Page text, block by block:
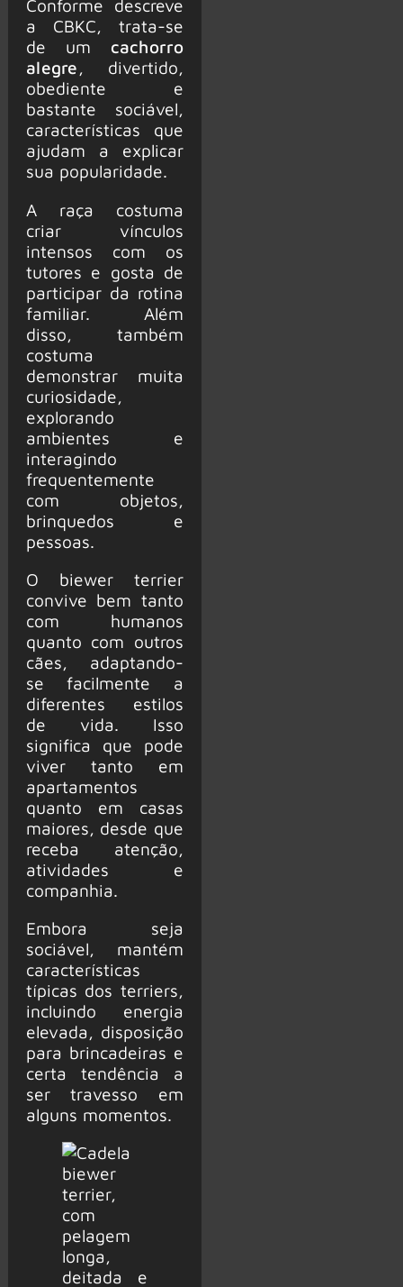
Conforme descreve
a CBKC, trata-se
de um cachorro
alegre, divertido,
obediente e
bastante sociável,
características que
ajudam a explicar
sua popularidade.
A raça costuma
criar vínculos
intensos com os
tutores e gosta de
participar da rotina
familiar. Além
disso, também
costuma
demonstrar muita
curiosidade,
explorando
ambientes e
interagindo
frequentemente
com objetos,
brinquedos e
pessoas.
O biewer terrier
convive bem tanto
com humanos
quanto com outros
cães, adaptando-
se facilmente a
diferentes estilos
de vida. Isso
significa que pode
viver tanto em
apartamentos
quanto em casas
maiores, desde que
receba atenção,
atividades e
companhia.
Embora seja
sociável, mantém
características
típicas dos terriers,
incluindo energia
elevada, disposição
para brincadeiras e
certa tendência a
ser travesso em
alguns momentos.